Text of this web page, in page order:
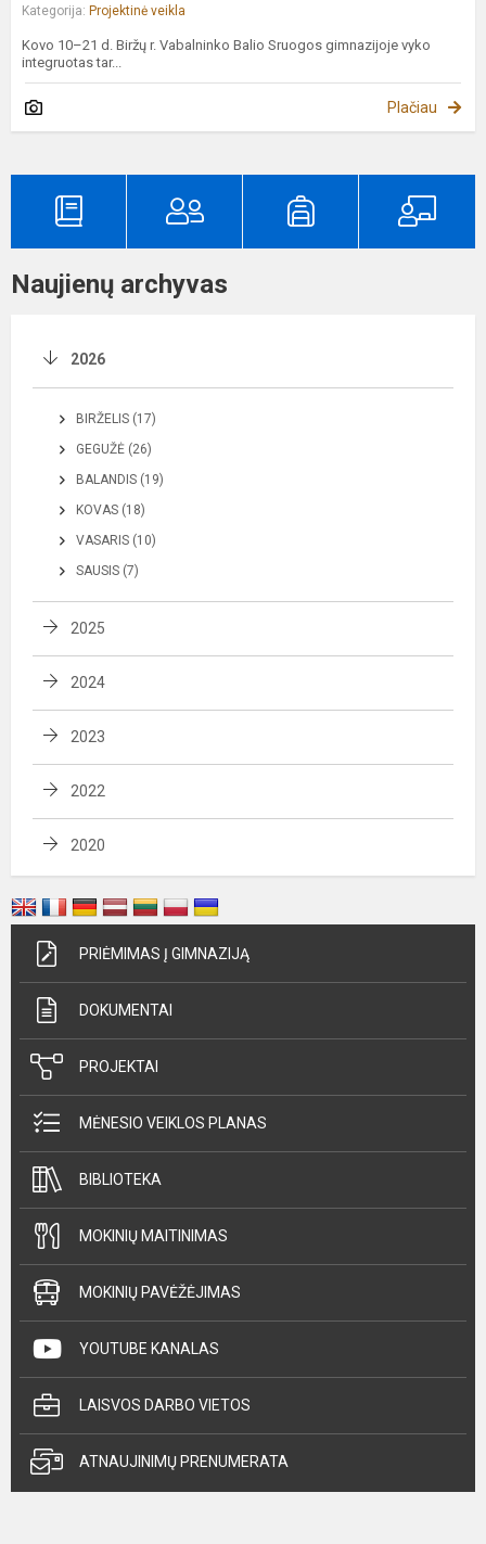
Kategorija: Projektinė veikla
Kovo 10–21 d. Biržų r. Vabalninko Balio Sruogos gimnazijoje vyko
integruotas tar...
Plačiau
Naujienų archyvas
2026
BIRŽELIS (17)
GEGUŽĖ (26)
BALANDIS (19)
KOVAS (18)
VASARIS (10)
SAUSIS (7)
2025
2024
2023
2022
2020
PRIĖMIMAS Į GIMNAZIJĄ
DOKUMENTAI
PROJEKTAI
MĖNESIO VEIKLOS PLANAS
BIBLIOTEKA
MOKINIŲ MAITINIMAS
MOKINIŲ PAVĖŽĖJIMAS
YOUTUBE KANALAS
LAISVOS DARBO VIETOS
ATNAUJINIMŲ PRENUMERATA